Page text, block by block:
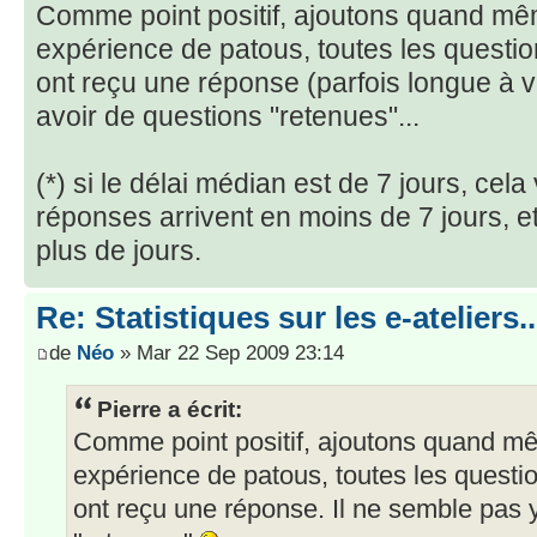
Comme point positif, ajoutons quand
expérience de patous, toutes les
ont reçu une réponse (parfois longue à
avoir de questions "retenues"...
(*) si le délai médian est de 7 jours,
réponses arrivent en moins de 7 jours,
plus de jours.
Re: Statistiques sur les e-
de Néo » Mar 22 Sep 2009 23:14
Pierre a écrit:
Comme point positif, ajoutons quand
expérience de patous, toutes les
ont reçu une réponse. Il ne semble pas